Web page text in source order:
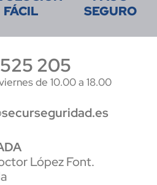
FÁCIL
SEGURO
205
de 10.00 a 18.00
López Font.